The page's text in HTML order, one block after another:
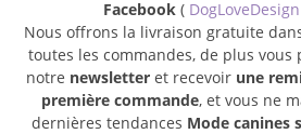
Facebook (
Nous offrons la livraison gratuite
toutes les commandes, de plus vous
notre newsletter et recevoir une
première commande, et vous ne
dernières tendances Mode canines